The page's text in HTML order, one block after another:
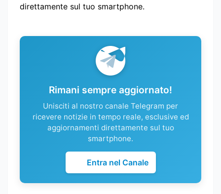
direttamente sul tuo smartphone.
Rimani sempre aggiornato!
Unisciti al nostro canale Telegram per
ricevere notizie in tempo reale, esclusive ed
aggiornamenti direttamente sul tuo
smartphone.
Entra nel Canale